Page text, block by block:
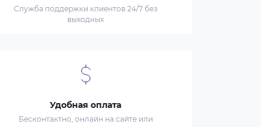
Служба поддержки клиентов 24/7 без
выходных
Удобная оплата
Бесконтактно, онлайн на сайте или